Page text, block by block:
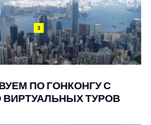
3
ПО ГОНКОНГУ С
ТУРОВ